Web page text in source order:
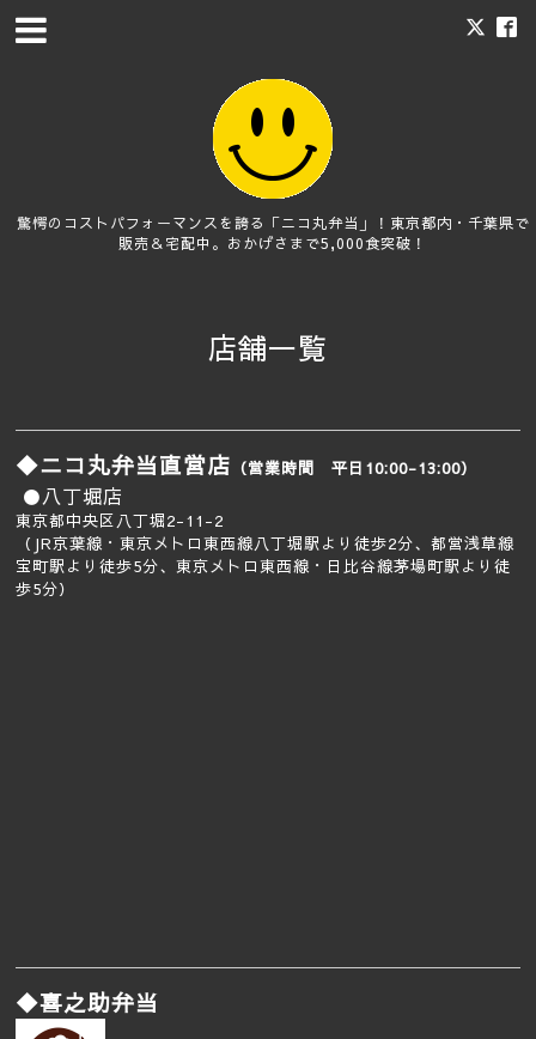
驚愕のコストパフォーマンスを誇る「ニコ丸弁当」！東京都内・千葉県で
販売＆宅配中。おかげさまで5,000食突破！
店舗一覧
◆ニコ丸弁当直営店 （営業時間 平日10:00-13:00）
●八丁堀店
東京都中央区八丁堀2-11-2
（JR京葉線・東京メトロ東西線八丁堀駅より徒歩2分、都営浅草線
宝町駅より徒歩5分、東京メトロ東西線・日比谷線茅場町駅より徒
歩5分）
◆喜之助弁当